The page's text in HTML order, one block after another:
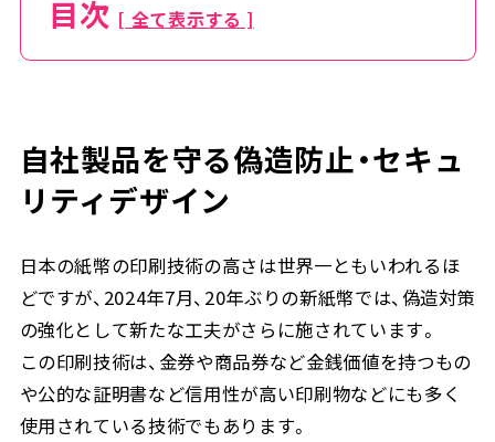
目次 [ 全て表示する ]
自社製品を守る偽造防止・セキュ
リティデザイン
日本の紙幣の印刷技術の高さは世界一ともいわれるほ
どですが、2024年7月、20年ぶりの新紙幣では、偽造対策
の強化として新たな工夫がさらに施されています。
この印刷技術は、金券や商品券など金銭価値を持つもの
や公的な証明書など信用性が高い印刷物などにも多く
使用されている技術でもあります。